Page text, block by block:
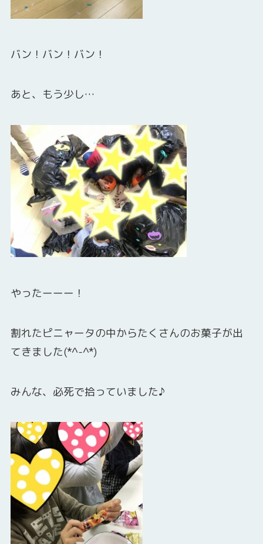
バン！バン！バン！
あと、もう少し…
やったーーー！
割れたピニャータの中からたくさんのお菓子が出
てきました(*^-^*)
みんな、必死で拾っていました♪